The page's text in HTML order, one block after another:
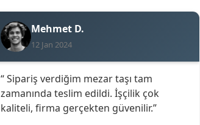
Mehmet D.
12 Jan 2024
“ Sipariş verdiğim mezar taşı tam
zamanında teslim edildi. İşçilik çok
kaliteli, firma gerçekten güvenilir.”